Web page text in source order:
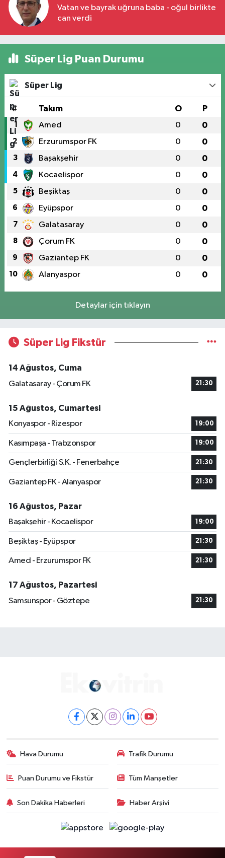
Vatan ve bayrak uğruna baba - oğul birlikte
can verdi
Süper Lig Puan Durumu
Süper Lig
# Takım O P
1 Amed 0 0
2 Erzurumspor FK 0 0
3 Başakşehir 0 0
4 Kocaelispor 0 0
5 Beşiktaş 0 0
6 Eyüpspor 0 0
7 Galatasaray 0 0
8 Çorum FK 0 0
9 Gaziantep FK 0 0
10 Alanyaspor 0 0
Detaylar için tıklayın
Süper Lig Fikstür
14 Ağustos, Cuma
Galatasaray - Çorum FK
21:30
15 Ağustos, Cumartesi
Konyaspor - Rizespor
19:00
Kasımpaşa - Trabzonspor 19:00
Gençlerbirliği S.K. - Fenerbahçe 21:30
Gaziantep FK - Alanyaspor 21:30
16 Ağustos, Pazar
Başakşehir - Kocaelispor
19:00
Beşiktaş - Eyüpspor 21:30
Amed - Erzurumspor FK 21:30
17 Ağustos, Pazartesi
Samsunspor - Göztepe
21:30
Hava Durumu Trafik Durumu
Puan Durumu ve Fikstür Tüm Manşetler
Son Dakika Haberleri Haber Arşivi